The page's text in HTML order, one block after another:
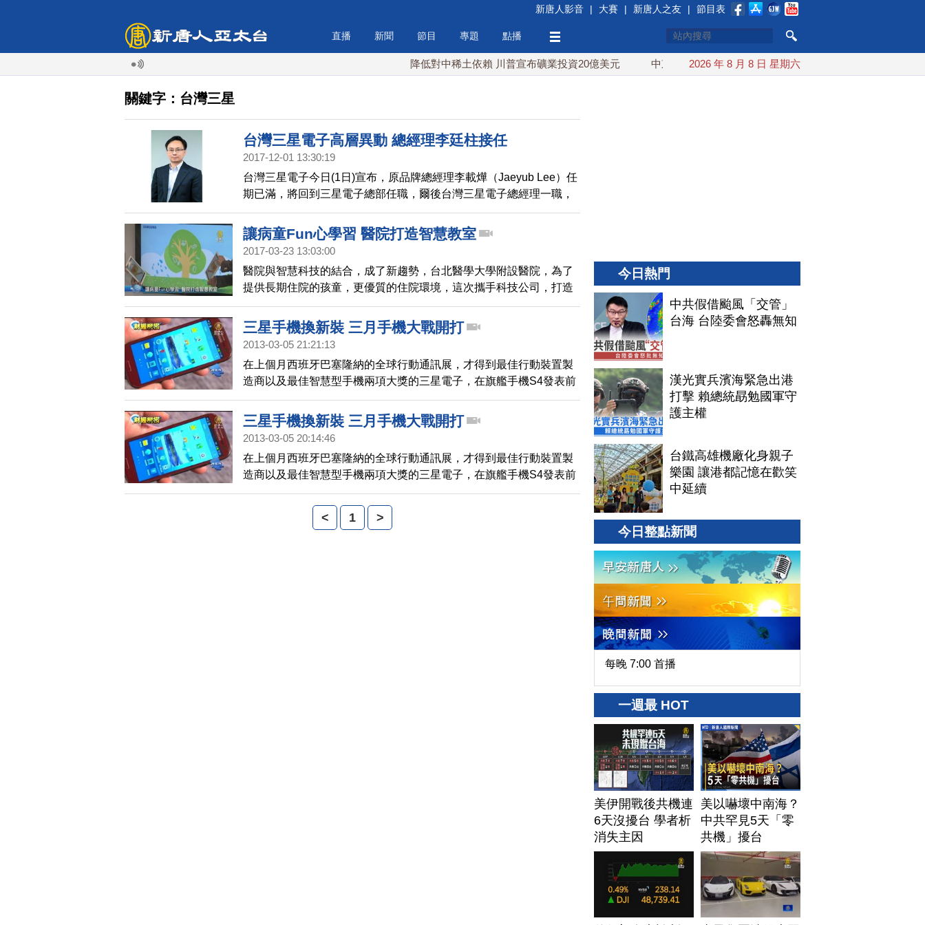
新唐人影音 | 大賽 | 新唐人之友 | 節目表
直播 新聞 節目 專題 點播
降低對中稀土依賴 川普宣布礦業投資20億美元 中東局勢動盪 土耳其沙特巴基斯坦誓共同防禦
2026 年 8 月 8 日 星期六
關鍵字：台灣三星
台灣三星電子高層異動 總經理李廷柱接任
2017-12-01 13:30:19
台灣三星電子今日(1日)宣布，原品牌總經理李載燁（Jaeyub Lee）任
期已滿，將回到三星電子總部任職，爾後台灣三星電子總經理一職，
將由李廷柱（Jungjoo Lee）接任，負責台灣三星電子之整體策略制
定、企業經營管理及市場行銷推展等工作。
讓病童Fun心學習 醫院打造智慧教室
2017-03-23 13:03:00
醫院與智慧科技的結合，成了新趨勢，台北醫學大學附設醫院，為了
提供長期住院的孩童，更優質的住院環境，這次攜手科技公司，打造
智慧教室。
三星手機換新裝 三月手機大戰開打
2013-03-05 21:21:13
在上個月西班牙巴塞隆納的全球行動通訊展，才得到最佳行動裝置製
造商以及最佳智慧型手機兩項大獎的三星電子，在旗艦手機S4發表前
夕，韓國手機大廠三星，先替舊機換新裝，推出粉色機身，台北的記
者會還請來Hebe田馥甄擔任代言人，要搶攻女性市場。
三星手機換新裝 三月手機大戰開打
2013-03-05 20:14:46
在上個月西班牙巴塞隆納的全球行動通訊展，才得到最佳行動裝置製
造商以及最佳智慧型手機兩項大獎的三星電子，在旗艦手機S4發表前
夕，韓國手機大廠三星，先替舊機換新裝，推出粉色機身，台北的記
者會還請來Hebe田馥甄擔任代言人，要搶攻女性市場。
< 1 >
今日熱門
中共假借颱風「交管」
台海 台陸委會怒轟無知
漢光實兵濱海緊急出港
打擊 賴總統勗勉國軍守
護主權
台鐵高雄機廠化身親子
樂園 讓港都記憶在歡笑
中延續
今日整點新聞
每晚 7:00 首播
一週最 HOT
美伊開戰後共機連
6天沒擾台 學者析
消失主因
美以嚇壞中南海？
中共罕見5天「零
共機」擾台